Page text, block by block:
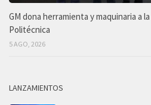
GM dona herramienta y maquinaria a
Politécnica
5 AGO, 2026
LANZAMIENTOS